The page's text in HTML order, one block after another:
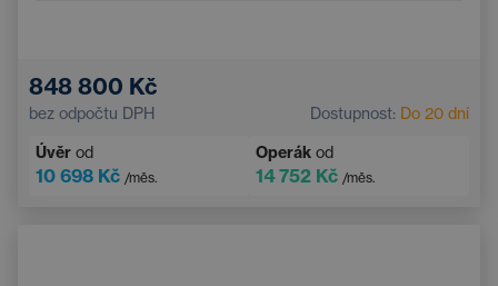
848 800 Kč
bez odpočtu DPH Dostupnost: Do 20 dní
Úvěr od
10 698 Kč /měs.
Operák od
14 752 Kč /měs.